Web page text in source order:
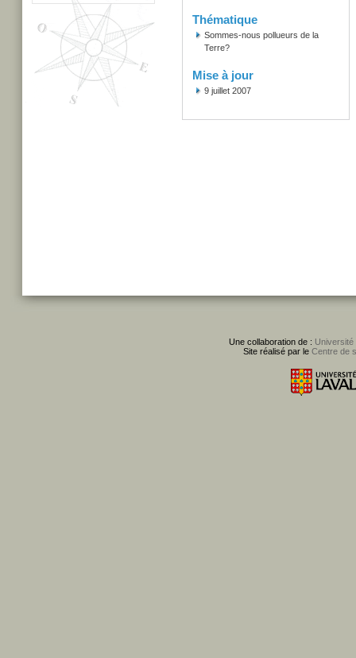
Thématique
Sommes-nous pollueurs de la
Terre?
Mise à jour
9 juillet 2007
Une collaboration de : Université
Site réalisé par le Centre de